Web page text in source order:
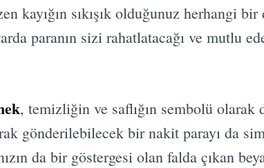
kayığın sıkışık olduğunuz herhangi
paranın sizi rahatlatacağı ve mutlu
, temizliğin ve saflığın sembolü olarak
gönderilebilecek bir nakit parayı da
da bir göstergesi olan falda çıkan